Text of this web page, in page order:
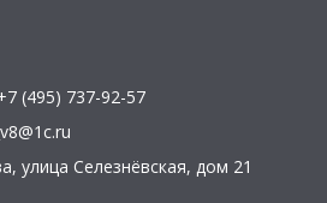
(495) 737-92-57
, улица Селезнёвская, дом 21